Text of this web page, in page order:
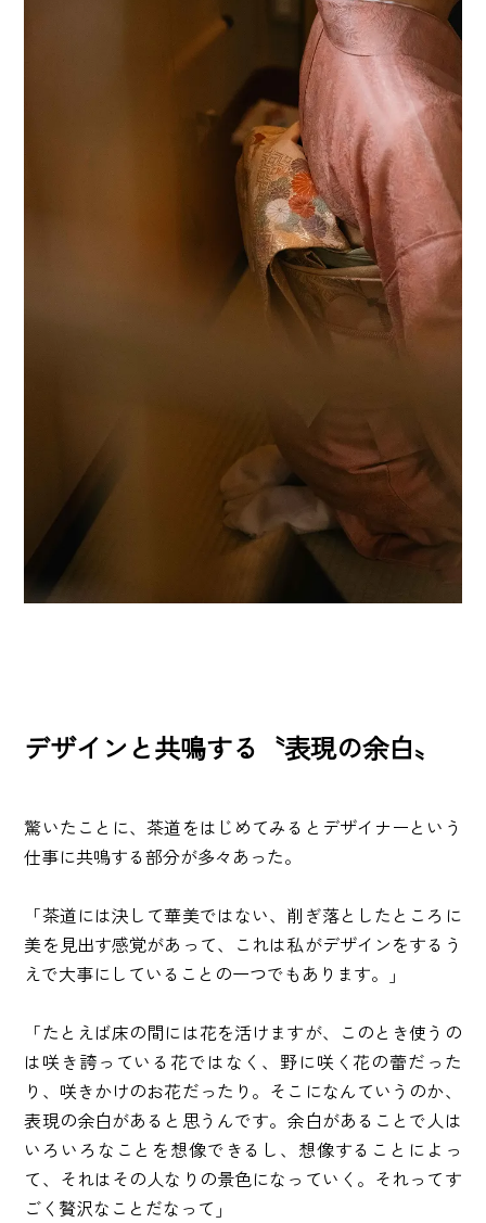
デザインと共鳴する〝表現の余白〟
驚いたことに、茶道をはじめてみるとデザイナーという
仕事に共鳴する部分が多々あった。
「茶道には決して華美ではない、削ぎ落としたところに
美を見出す感覚があって、これは私がデザインをするう
えで大事にしていることの一つでもあります。」
「たとえば床の間には花を活けますが、このとき使うの
は咲き誇っている花ではなく、野に咲く花の蕾だった
り、咲きかけのお花だったり。そこになんていうのか、
表現の余白があると思うんです。余白があることで人は
いろいろなことを想像できるし、想像することによっ
て、それはその人なりの景色になっていく。それってす
ごく贅沢なことだなって」